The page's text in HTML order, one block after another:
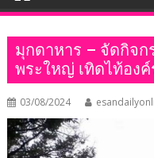
มุกดาหาร – จัดกิจก
พระใหญ่ เทิดไท้อง
03/08/2024